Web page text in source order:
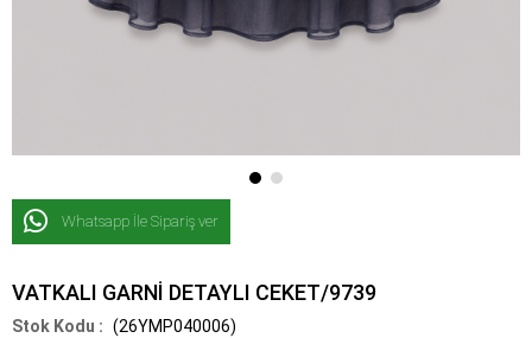
Whatsapp İle Sipariş ver
VATKALI GARNİ DETAYLI CEKET/9739
(26YMP040006)